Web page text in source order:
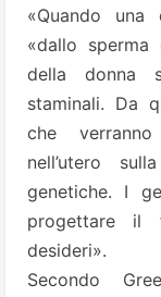
«Quando
«dallo
della donna
staminali. Da
che
nell’utero
genetiche. I
progettare il
desideri».
Secondo